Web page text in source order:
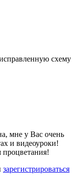
схему
мне у Вас очень
и видеоуроки!
зарегистрироваться